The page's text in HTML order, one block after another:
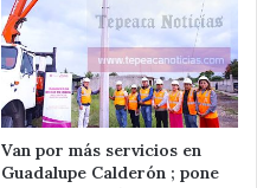
Van por más servicios en
Guadalupe Calderón ; pone